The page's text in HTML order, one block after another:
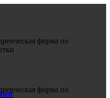
фирма по
фирма по